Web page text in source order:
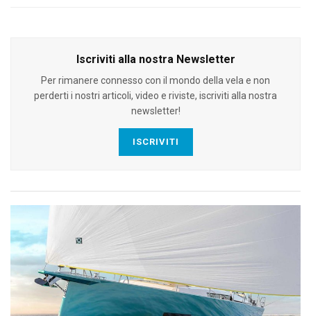
Iscriviti alla nostra Newsletter
Per rimanere connesso con il mondo della vela e non
perderti i nostri articoli, video e riviste, iscriviti alla nostra
newsletter!
ISCRIVITI